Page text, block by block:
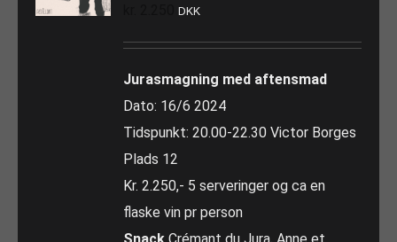
DKK
Jurasmagning med aftensmad
Dato: 16/6 2024
Tidspunkt: 20.00-22.30 Victor Borges
Plads 12
Kr. 2.250,- 5 serveringer og ca en
flaske vin pr person